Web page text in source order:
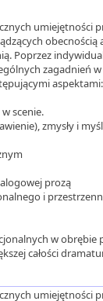
umiejętności
obecnością
Poprzez
zagadnień
aspektami:
scenie.
zmysły i
prozą
i
w obrębie
całości
umiejętności